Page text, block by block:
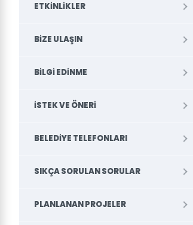
ETKINLIKLER
BIZE ULAŞIN
BILGI EDINME
İSTEK VE ÖNERI
BELEDİYE TELEFONLARI
SIKÇA SORULAN SORULAR
PLANLANAN PROJELER